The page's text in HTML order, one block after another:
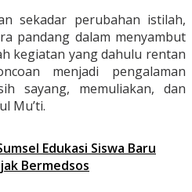
sekadar perubahan istilah,
pandang dalam menyambut
kegiatan yang dahulu rentan
menjadi pengalaman
sayang, memuliakan, dan
Mu’ti.
Edukasi Siswa Baru
Bermedsos